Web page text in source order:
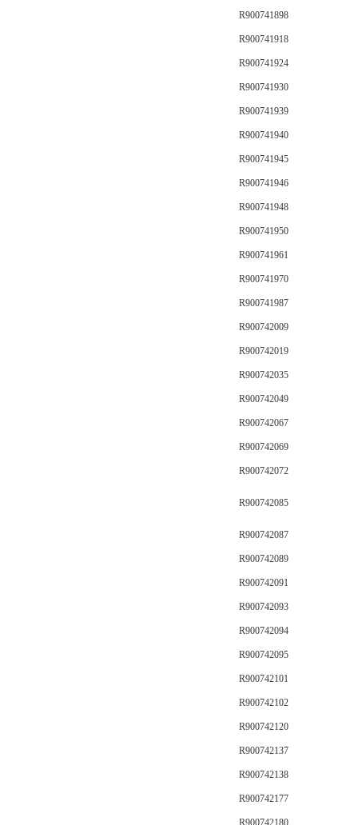
R900741898
R900741918
R900741924
R900741930
R900741939
R900741940
R900741945
R900741946
R900741948
R900741950
R900741961
R900741970
R900741987
R900742009
R900742019
R900742035
R900742049
R900742067
R900742069
R900742072
R900742085
R900742087
R900742089
R900742091
R900742093
R900742094
R900742095
R900742101
R900742102
R900742120
R900742137
R900742138
R900742177
R900742180